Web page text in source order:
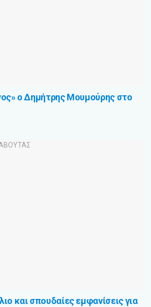
ο Δημήτρης Μουμούρης στο
και σπουδαίες εμφανίσεις για